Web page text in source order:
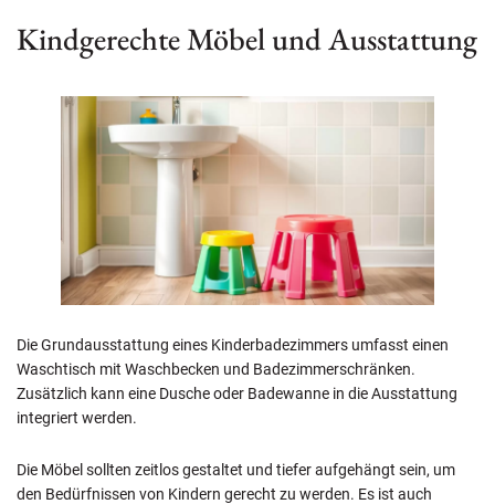
Kindgerechte Möbel und Ausstattung
Die Grundausstattung eines Kinderbadezimmers umfasst einen
Waschtisch mit Waschbecken und Badezimmerschränken.
Zusätzlich kann eine Dusche oder Badewanne in die Ausstattung
integriert werden.
Die Möbel sollten zeitlos gestaltet und tiefer aufgehängt sein, um
den Bedürfnissen von Kindern gerecht zu werden. Es ist auch